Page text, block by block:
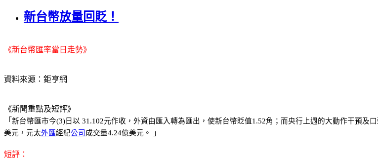
新台幣放量回貶！
《新台幣匯率當日走勢》
資料來源：鉅亨網
《新聞重點及短評》
「 新台幣匯市今(3)日以 31.102元作收，外資由匯入轉為匯出，使新台幣貶值1.52角；而央行上週的大動作干預及
美元，元太外匯經紀公司 成交量4.24億美元。 」
短評：